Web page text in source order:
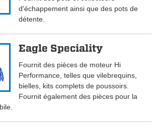
d'échappement ainsi que des pots de
détente.
Eagle Speciality
Fournit des pièces de moteur Hi
Performance, telles que vilebrequins,
bielles, kits complets de poussoirs.
Fournit également des pièces pour la